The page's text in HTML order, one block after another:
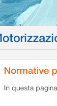
Normative
In questa